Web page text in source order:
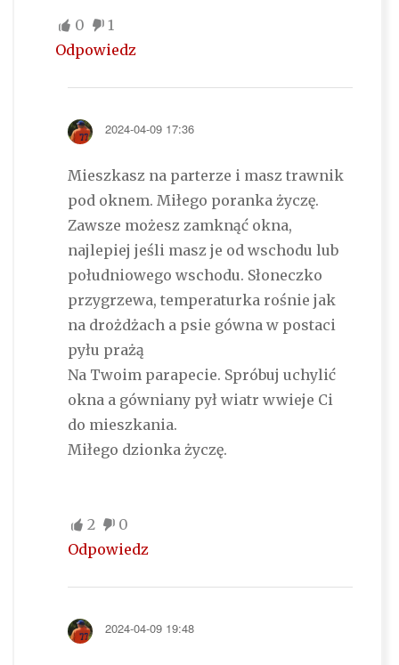
0
1
Odpowiedz
2024-04-09 17:36
Mieszkasz na parterze i masz trawnik
pod oknem. Miłego poranka życzę.
Zawsze możesz zamknąć okna,
najlepiej jeśli masz je od wschodu lub
południowego wschodu. Słoneczko
przygrzewa, temperaturka rośnie jak
na drożdżach a psie gówna w postaci
pyłu prażą
Na Twoim parapecie. Spróbuj uchylić
okna a gówniany pył wiatr wwieje Ci
do mieszkania.
Miłego dzionka życzę.
2
0
Odpowiedz
2024-04-09 19:48